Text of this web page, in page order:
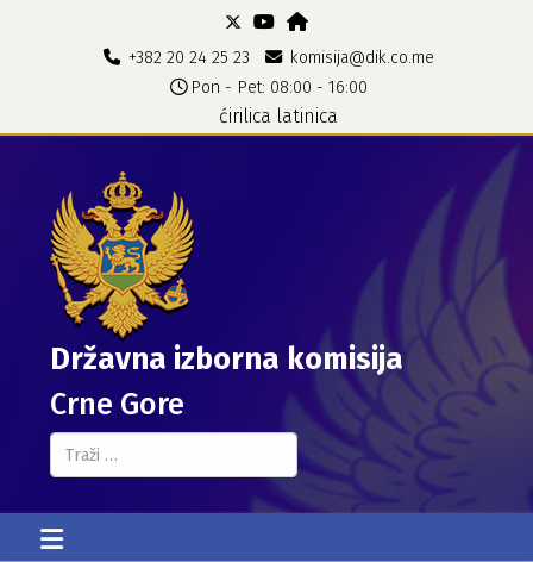
+382 20 24 25 23
komisija@dik.co.me
Pon - Pet: 08:00 - 16:00
ćirilica latinica
Državna izborna komisija
Crne Gore
Pretraga...